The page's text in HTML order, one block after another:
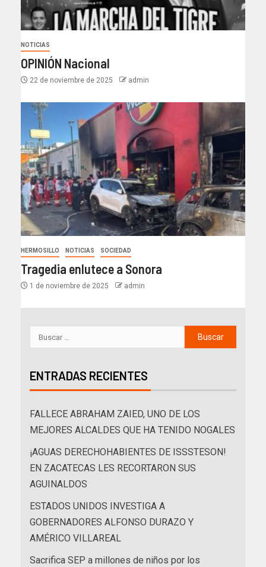
NOTICIAS
OPINIÓN Nacional
22 de noviembre de 2025 admin
HERMOSILLO NOTICIAS SOCIEDAD
Tragedia enlutece a Sonora
1 de noviembre de 2025 admin
ENTRADAS RECIENTES
FALLECE ABRAHAM ZAIED, UNO DE LOS
MEJORES ALCALDES QUE HA TENIDO NOGALES
¡AGUAS DERECHOHABIENTES DE ISSSTESON!
EN ZACATECAS LES RECORTARON SUS
AGUINALDOS
ESTADOS UNIDOS INVESTIGA A
GOBERNADORES ALFONSO DURAZO Y
AMÉRICO VILLAREAL
Sacrifica SEP a millones de niños por los